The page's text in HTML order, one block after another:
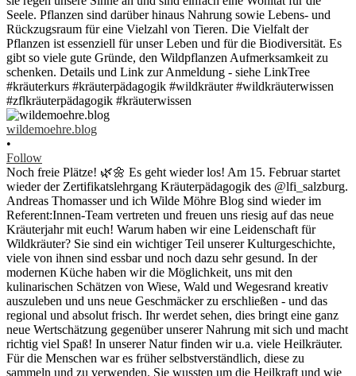
wildemoehre.blog
•
Follow
Noch freie Plätze! 🌿🌼 Es geht wieder los! Am 15. Februar startet
wieder der Zertifikatslehrgang Kräuterpädagogik des @lfi_salzburg.
Andreas Thomasser und ich Wilde Möhre Blog sind wieder im
Referent:Innen-Team vertreten und freuen uns riesig auf das neue
Kräuterjahr mit euch! Warum haben wir eine Leidenschaft für
Wildkräuter? Sie sind ein wichtiger Teil unserer Kulturgeschichte,
viele von ihnen sind essbar und noch dazu sehr gesund. In der
modernen Küche haben wir die Möglichkeit, uns mit den
kulinarischen Schätzen von Wiese, Wald und Wegesrand kreativ
auszuleben und uns neue Geschmäcker zu erschließen - und das
regional und absolut frisch. Ihr werdet sehen, dies bringt eine ganz
neue Wertschätzung gegenüber unserer Nahrung mit sich und macht
richtig viel Spaß! In unserer Natur finden wir u.a. viele Heilkräuter.
Für die Menschen war es früher selbstverständlich, diese zu
sammeln und zu verwenden. Sie wussten um die Heilkraft und wie